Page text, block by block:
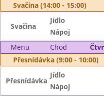
Svačina (14:00 - 15:00)
Svačina
Jídlo
Nápoj
Menu
Chod
Přesnídávka (9:00 - 10:00)
Přesnídávka
Jídlo
Nápoj